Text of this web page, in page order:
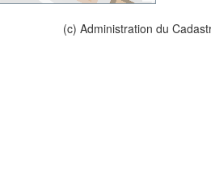
(c) Administration du